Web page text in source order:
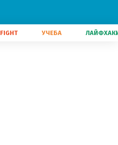
FIGHT УЧЕБА